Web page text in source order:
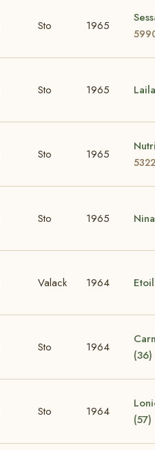
Sto 1965
Sto 1965
Sto 1965
5322
Sto 1965
Valack 1964
Sto 1964
(36)
Sto 1964
(57)